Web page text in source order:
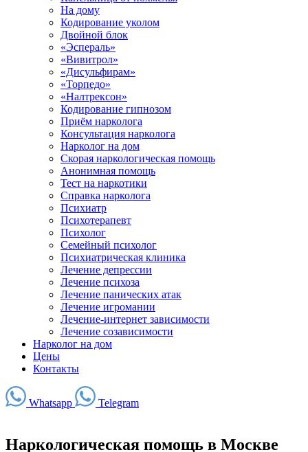
На дому
Кодирование уколом
Двойной блок
«Эспераль»
«Вивитрол»
«Дисульфирам»
«Торпедо»
«Налтрексон»
Кодирование гипнозом
Приём нарколога
Консультация нарколога
Нарколог на дом
Скорая наркологическая помощь
Анонимная помощь
Тест на наркотики
Справка нарколога
Психиатр
Психотерапевт
Психолог
Семейный психолог
Психиатрическая клиника
Лечение депрессии
Лечение психоза
Лечение панических атак
Лечение игромании
Лечение-интернет зависимости
Лечение созависимости
Нарколог на дом
Цены
Контакты
Whatsapp Telegram
Наркологическая помощь в Москве